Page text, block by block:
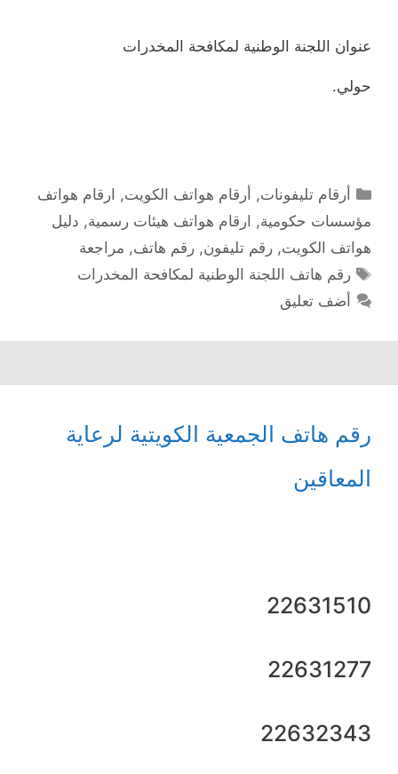
عنوان اللجنة الوطنية لمكافحة المخدرات
حولي.
التصنيفات
أرقام تليفونات, أرقام هواتف الكويت, ارقام هواتف
مؤسسات حكومية, ارقام هواتف هيئات رسمية, دليل
هواتف الكويت, رقم تليفون, رقم هاتف, مراجعة
الوسوم
رقم هاتف اللجنة الوطنية لمكافحة المخدرات
أضف تعليق
رقم هاتف الجمعية الكويتية لرعاية
المعاقين
22631510
22631277
22632343